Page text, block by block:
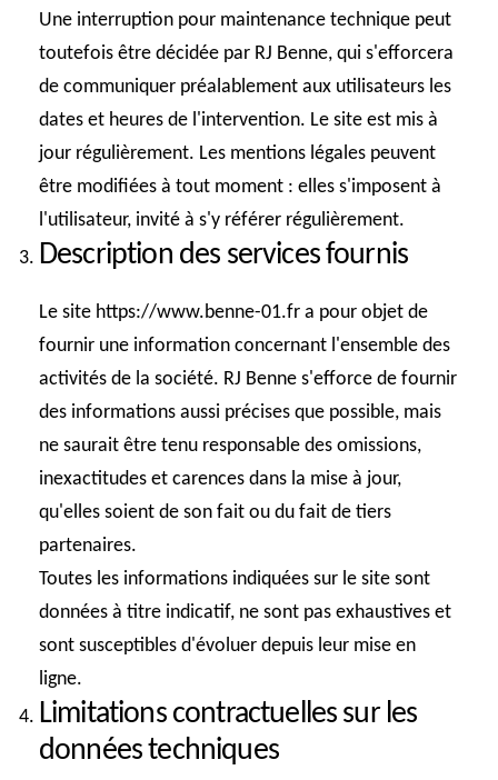
Une interruption pour maintenance technique peut
toutefois être décidée par RJ Benne, qui s'efforcera
de communiquer préalablement aux utilisateurs les
dates et heures de l'intervention. Le site est mis à
jour régulièrement. Les mentions légales peuvent
être modifiées à tout moment : elles s'imposent à
l'utilisateur, invité à s'y référer régulièrement.
Description des services fournis
Le site https://www.benne-01.fr a pour objet de
fournir une information concernant l'ensemble des
activités de la société. RJ Benne s'efforce de fournir
des informations aussi précises que possible, mais
ne saurait être tenu responsable des omissions,
inexactitudes et carences dans la mise à jour,
qu'elles soient de son fait ou du fait de tiers
partenaires.
Toutes les informations indiquées sur le site sont
données à titre indicatif, ne sont pas exhaustives et
sont susceptibles d'évoluer depuis leur mise en
ligne.
Limitations contractuelles sur les
données techniques